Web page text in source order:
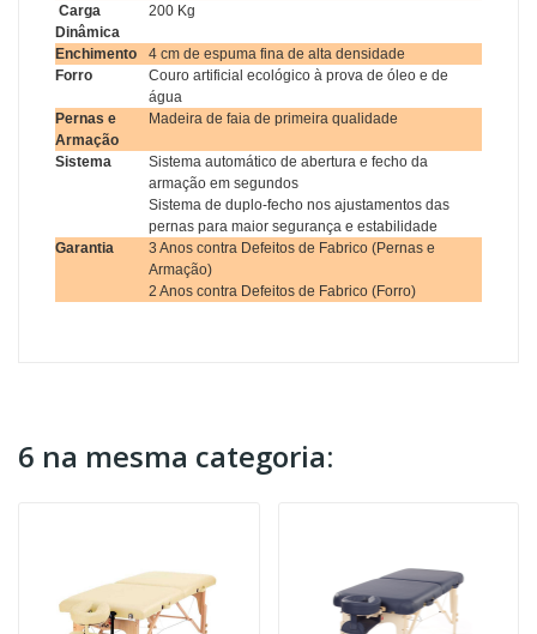
Carga
Dinâmica
200 Kg
Enchimento
4 cm de espuma fina de alta densidade
Forro
Couro artificial ecológico à prova de óleo e de
água
Pernas e
Armação
Madeira de faia de primeira qualidade
Sistema
Sistema automático de abertura e fecho da
armação em segundos
Sistema de duplo-fecho nos ajustamentos das
pernas para maior segurança e estabilidade
Garantia
3 Anos contra Defeitos de Fabrico (Pernas e
Armação)
2 Anos contra Defeitos de Fabrico (Forro)
6 na mesma categoria: